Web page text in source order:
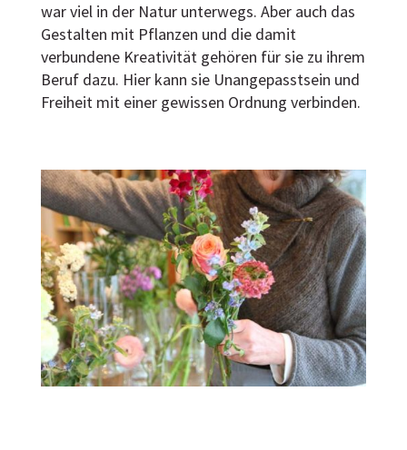
war viel in der Natur unterwegs. Aber auch das
Gestalten mit Pflanzen und die damit
verbundene Kreativität gehören für sie zu ihrem
Beruf dazu. Hier kann sie Unangepasstsein und
Freiheit mit einer gewissen Ordnung verbinden.